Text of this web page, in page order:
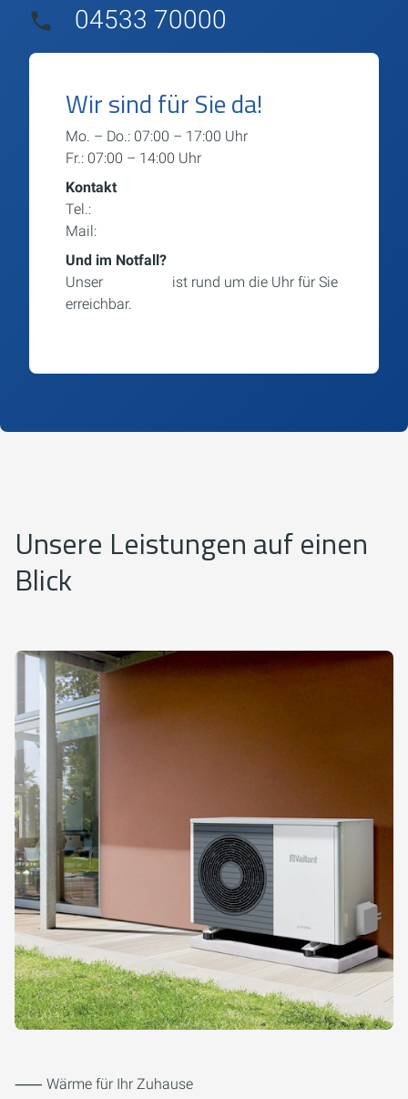
04533 70000
Wir sind für Sie da!
Mo. – Do.: 07:00 – 17:00 Uhr
Fr.: 07:00 – 14:00 Uhr
Kontakt
Tel.:
Mail:
Und im Notfall?
Unser
ist rund um die Uhr für Sie
erreichbar.
Unsere Leistungen auf einen
Blick
⸺ Wärme für Ihr Zuhause